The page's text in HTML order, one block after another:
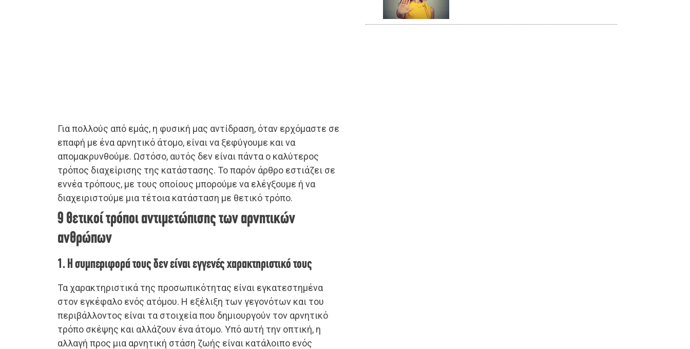
Για πολλούς από εμάς, η φυσική μας αντίδραση, όταν ερχόμαστε σε
επαφή με ένα αρνητικό άτομο, είναι να ξεφύγουμε και να
απομακρυνθούμε. Ωστόσο, αυτός δεν είναι πάντα ο καλύτερος
τρόπος διαχείρισης της κατάστασης. Το παρόν άρθρο εστιάζει σε
εννέα τρόπους, με τους οποίους μπορούμε να ελέγξουμε ή να
διαχειριστούμε μια τέτοια κατάσταση με θετικό τρόπο.
9 θετικοί τρόποι αντιμετώπισης των αρνητικών
ανθρώπων
1. Η συμπεριφορά τους δεν είναι εγγενές χαρακτηριστικό τους
Τα χαρακτηριστικά της προσωπικότητας είναι εγκατεστημένα
στον εγκέφαλο ενός ατόμου. Η εξέλιξη των γεγονότων και του
περιβάλλοντος είναι τα στοιχεία που δημιουργούν τον αρνητικό
τρόπο σκέψης και αλλάζουν ένα άτομο. Υπό αυτή την οπτική, η
αλλαγή προς μια αρνητική στάση ζωής είναι κατάλοιπο ενός